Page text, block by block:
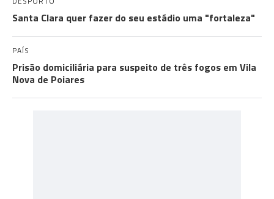
Santa Clara quer fazer do seu estádio uma "fortaleza"
PAÍS
Prisão domiciliária para suspeito de três fogos em Vila
Nova de Poiares